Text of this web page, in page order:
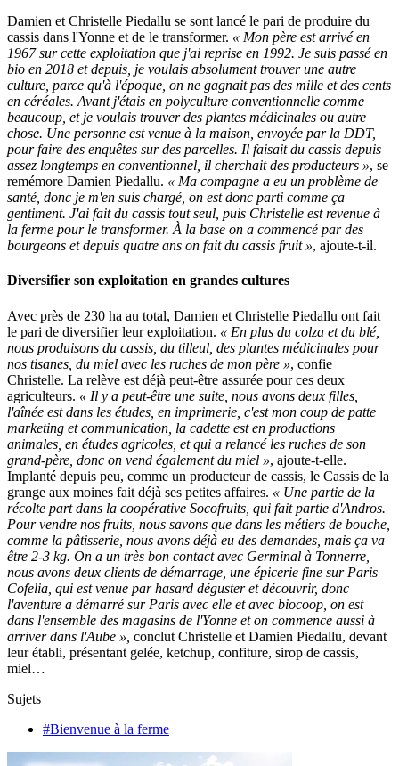
Damien et Christelle Piedallu se sont lancé le pari de produire du
cassis dans l'Yonne et de le transformer. « Mon père est arrivé en
1967 sur cette exploitation que j'ai reprise en 1992. Je suis passé en
bio en 2018 et depuis, je voulais absolument trouver une autre
culture, parce qu'à l'époque, on ne gagnait pas des mille et des cents
en céréales. Avant j'étais en polyculture conventionnelle comme
beaucoup, et je voulais trouver des plantes médicinales ou autre
chose. Une personne est venue à la maison, envoyée par la DDT,
pour faire des enquêtes sur des parcelles. Il faisait du cassis depuis
assez longtemps en conventionnel, il cherchait des producteurs », se
remémore Damien Piedallu. « Ma compagne a eu un problème de
santé, donc je m'en suis chargé, on est donc parti comme ça
gentiment. J'ai fait du cassis tout seul, puis Christelle est revenue à
la ferme pour le transformer. À la base on a commencé par des
bourgeons et depuis quatre ans on fait du cassis fruit », ajoute-t-il.
Diversifier son exploitation en grandes cultures
Avec près de 230 ha au total, Damien et Christelle Piedallu ont fait
le pari de diversifier leur exploitation. « En plus du colza et du blé,
nous produisons du cassis, du tilleul, des plantes médicinales pour
nos tisanes, du miel avec les ruches de mon père », confie
Christelle. La relève est déjà peut-être assurée pour ces deux
agriculteurs. « Il y a peut-être une suite, nous avons deux filles,
l'aînée est dans les études, en imprimerie, c'est mon coup de patte
marketing et communication, la cadette est en productions
animales, en études agricoles, et qui a relancé les ruches de son
grand-père, donc on vend également du miel », ajoute-t-elle.
Implanté depuis peu, comme un producteur de cassis, le Cassis de la
grange aux moines fait déjà ses petites affaires. « Une partie de la
récolte part dans la coopérative Socofruits, qui fait partie d'Andros.
Pour vendre nos fruits, nous savons que dans les métiers de bouche,
comme la pâtisserie, nous avons déjà eu des demandes, mais ça va
être 2-3 kg. On a un très bon contact avec Germinal à Tonnerre,
nous avons deux clients de démarrage, une épicerie fine sur Paris
Cofelia, qui est venue par hasard déguster et découvrir, donc
l'aventure a démarré sur Paris avec elle et avec biocoop, on est
dans l'ensemble des magasins de l'Yonne et on commence aussi à
arriver dans l'Aube », conclut Christelle et Damien Piedallu, devant
leur établi, présentant gelée, ketchup, confiture, sirop de cassis,
miel…
Sujets
#Bienvenue à la ferme